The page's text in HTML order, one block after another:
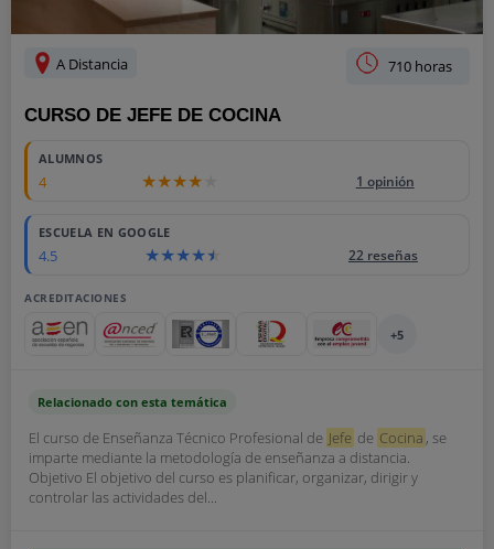
A Distancia 710 horas
CURSO DE JEFE DE COCINA
ALUMNOS
4 1 opinión
ESCUELA EN GOOGLE
4.5 22 reseñas
ACREDITACIONES
+5
Relacionado con esta temática
El curso de Enseñanza Técnico Profesional de Jefe de Cocina , se
imparte mediante la metodología de enseñanza a distancia.
Objetivo El objetivo del curso es planificar, organizar, dirigir y
controlar las actividades del...